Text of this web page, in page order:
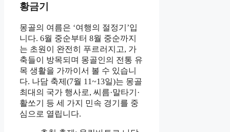
황금기
몽골의 여름은 ‘여행의 절정기’입
니다. 6월 중순부터 8월 중순까지
는 초원이 완전히 푸르러지고, 가
축들이 방목되며 몽골인의 전통 유
목 생활을 가까이서 볼 수 있습니
다. 나담 축제(7월 11~13일)는 몽골
최대의 국가 행사로, 씨름·말타기·
활쏘기 등 세 가지 민속 경기를 중
심으로 열립니다.